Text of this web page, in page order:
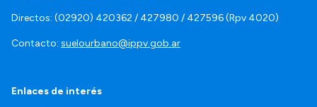
Directos: (02920) 420362 / 427980 / 427596 (Rpv 4020)
Contacto: suelourbano@ippv.gob.ar
Enlaces de interés